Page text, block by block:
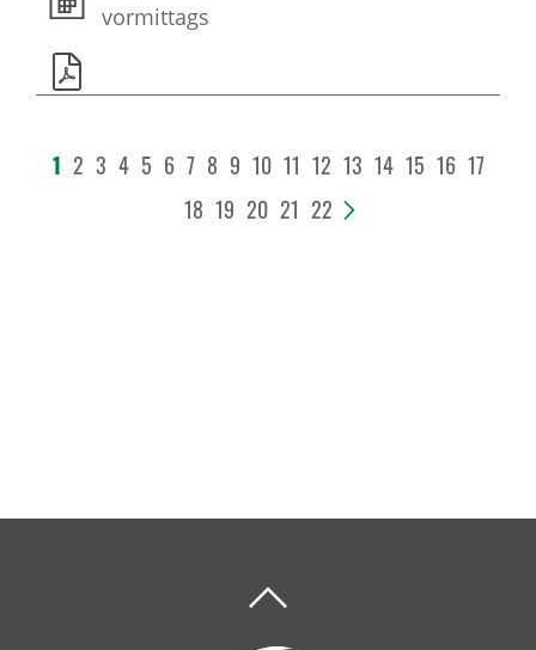
vormittags
1 2 3 4 5 6 7 8 9 10 11 12 13 14 15 16 17
18 19 20 21 22 >